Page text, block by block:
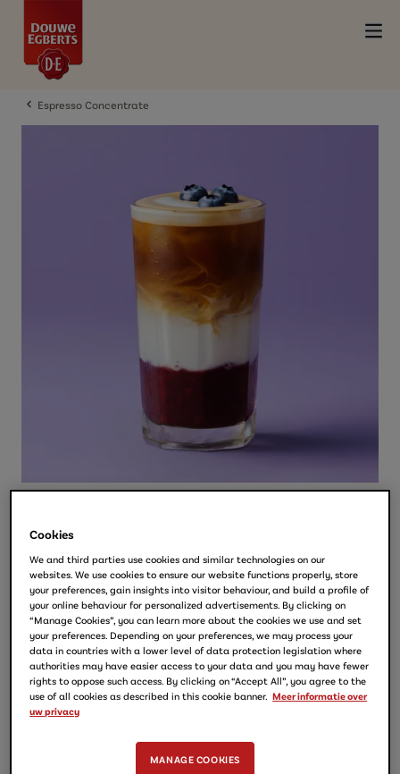
Espresso Concentrate
Blueberry Iced Latte​
Porties:1 glas
Bereidingstijd:3 Min
Een fruitige latte met vanille? Deze ijskoffie met
bosbessen is in een
handomdraai klaar: fris, zoet en heerlijk.
RECEPT AFDRUKKEN
30 ml Espresso Concentrate Black
Cookies
We and third parties use cookies and similar technologies on our
websites. We use cookies to ensure our website functions properly, store
your preferences, gain insights into visitor behaviour, and build a profile of
your online behaviour for personalized advertisements. By clicking on
“Manage Cookies”, you can learn more about the cookies we use and set
your preferences. Depending on your preferences, we may process your
data in countries with a lower level of data protection legislation where
authorities may have easier access to your data and you may have fewer
rights to oppose such access. By clicking on “Accept All”, you agree to the
use of all cookies as described in this cookie banner. Meer informatie over
uw privacy
MANAGE COOKIES